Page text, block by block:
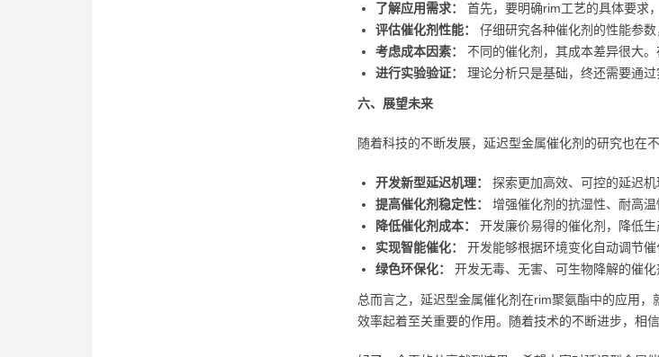
了解应用需求：
首先，要明确rim工艺的具体要求
评估催化剂性能：
仔细研究各种催化剂的性能参
考虑成本因素：
不同的催化剂，其成本差异很大
进行实验验证：
理论分析只是基础，终还需要通过
六、展望未来
随着科技的不断发展，延迟型金属催化剂的研究也在
开发新型延迟机理：
探索更加高效、可控的延迟机
提高催化剂稳定性：
增强催化剂的抗湿性、耐高温
降低催化剂成本：
开发廉价易得的催化剂，降低生
实现智能催化：
开发能够根据环境变化自动调节催
绿色环保化：
开发无毒、无害、可生物降解的催化
总而言之，延迟型金属催化剂在rim聚氨酯中的应用
效率起着至关重要的作用。随着技术的不断进步，相